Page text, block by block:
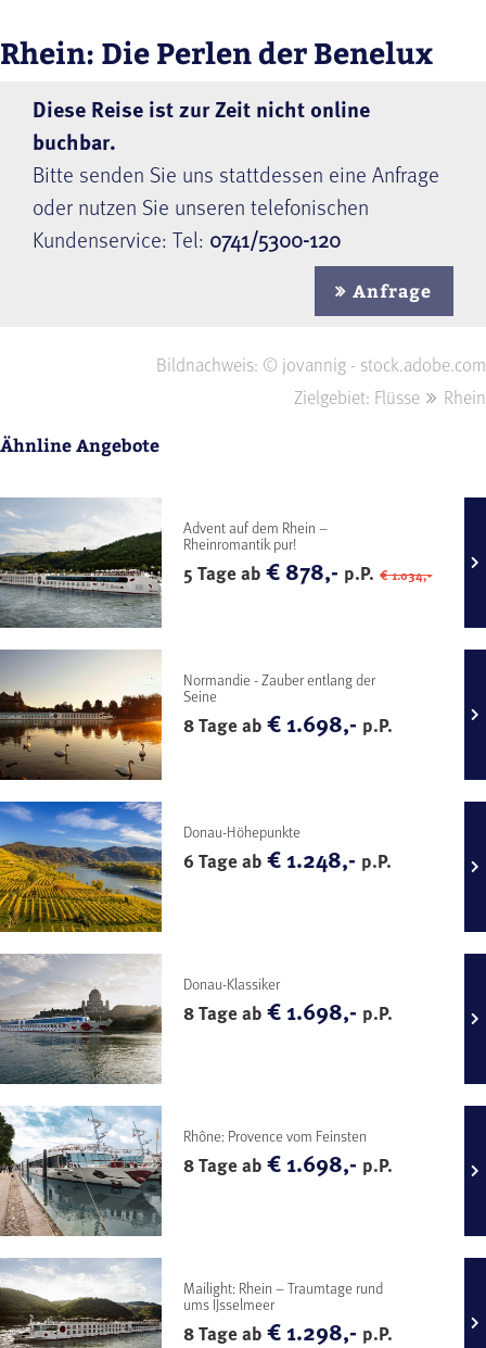
Rhein: Die Perlen der Benelux
Diese Reise ist zur Zeit nicht online
buchbar.
Bitte senden Sie uns stattdessen eine Anfrage
oder nutzen Sie unseren telefonischen
Kundenservice: Tel: 0741/5300-120
Anfrage
Bildnachweis: © jovannig - stock.adobe.com
Zielgebiet: Flüsse
Rhein
Ähnline Angebote
Advent auf dem Rhein –
Rheinromantik pur!
5 Tage ab€ 878,- p.P. € 1.034,-
Normandie - Zauber entlang der
Seine
8 Tage ab€ 1.698,- p.P.
Donau-Höhepunkte
6 Tage ab€ 1.248,- p.P.
Donau-Klassiker
8 Tage ab€ 1.698,- p.P.
Rhône: Provence vom Feinsten
8 Tage ab€ 1.698,- p.P.
Mailight: Rhein – Traumtage rund
ums IJsselmeer
8 Tage ab€ 1.298,- p.P.